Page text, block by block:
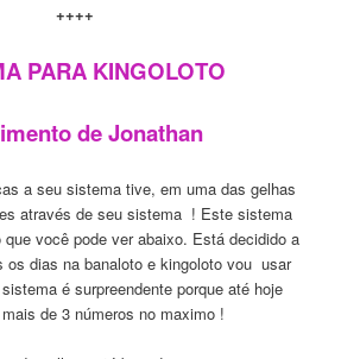
++++
PARA KINGOLOTO
de Jonathan
a seu sistema tive, em uma das gelhas
através de seu sistema ! Este sistema
você pode ver abaixo. Está decidido a
os dias na banaloto e kingoloto vou usar
é surpreendente porque até hoje
de 3 números no maximo !